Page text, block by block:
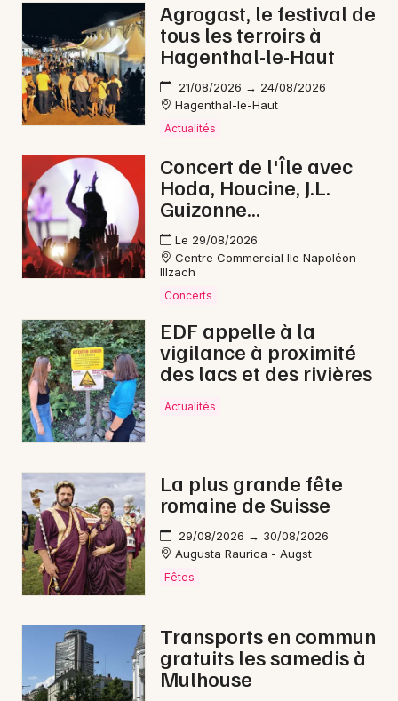
Agrogast, le festival de
tous les terroirs à
Hagenthal-le-Haut
21/08/2026 → 24/08/2026
Hagenthal-le-Haut
Actualités
Concert de l'Île avec
Hoda, Houcine, J.L.
Guizonne...
Le 29/08/2026
Centre Commercial Ile Napoléon -
Illzach
Concerts
EDF appelle à la
vigilance à proximité
des lacs et des rivières
Actualités
La plus grande fête
romaine de Suisse
29/08/2026 → 30/08/2026
Augusta Raurica - Augst
Fêtes
Transports en commun
gratuits les samedis à
Mulhouse